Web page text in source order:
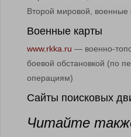
Второй мировой, военные
Военные карты
www.rkka.ru — военно-
боевой обстановкой (по
операциям)
Сайты поисковых
Читайте